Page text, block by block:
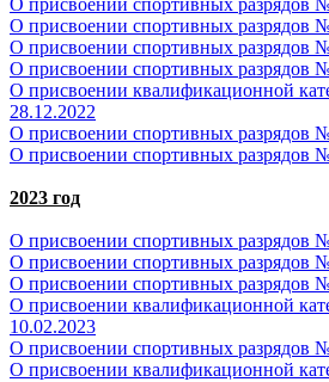
О присвоении спортивных разрядов
О присвоении спортивных разрядов
О присвоении спортивных разрядов
О присвоении квалификационной
28.12.2022
О присвоении спортивных разрядов
О присвоении спортивных разрядов
2023 год
О присвоении спортивных разрядов
О присвоении спортивных разрядов
О присвоении спортивных разрядов
О присвоении квалификационной
10.02.2023
О присвоении спортивных разрядов
О присвоении квалификационной